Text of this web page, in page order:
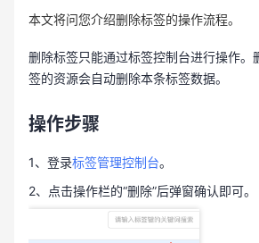
本文将问您介绍删除标签的操作流程。
删除标签只能通过标签控制台进行操作。
签的资源会自动删除本条标签数据。
操作步骤
1、登录标签管理控制台。
2、点击操作栏的“删除”后弹窗确认即可。